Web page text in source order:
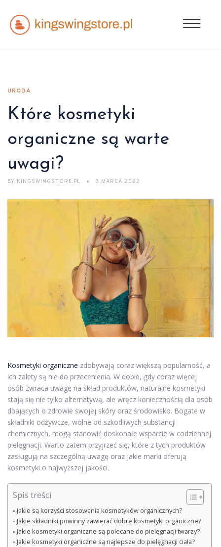
URODA
Które kosmetyki
organiczne są warte
uwagi?
BY KINGSWINGSTORE.PL 3 MARCA 2022
Kosmetyki organiczne zdobywają coraz większą popularność, a
ich zalety są nie do przecenienia. W dobie, gdy coraz więcej
osób zwraca uwagę na skład produktów, naturalne kosmetyki
stają się nie tylko alternatywą, ale wręcz koniecznością dla osób
dbających o zdrowie swojej skóry oraz środowisko. Bogate w
składniki odżywcze, wolne od szkodliwych substancji
chemicznych, mogą stanowić doskonałe wsparcie w codziennej
pielęgnacji. Warto zatem przyjrzeć się, które z tych produktów
zasługują na szczególną uwagę oraz jakie marki oferują
kosmetyki o najwyższej jakości.
Spis treści
Jakie są korzyści stosowania kosmetyków organicznych?
Jakie składniki powinny zawierać dobre kosmetyki organiczne?
Jakie kosmetyki organiczne są polecane do pielęgnacji twarzy?
Jakie kosmetyki organiczne są najlepsze do pielęgnacji ciała?